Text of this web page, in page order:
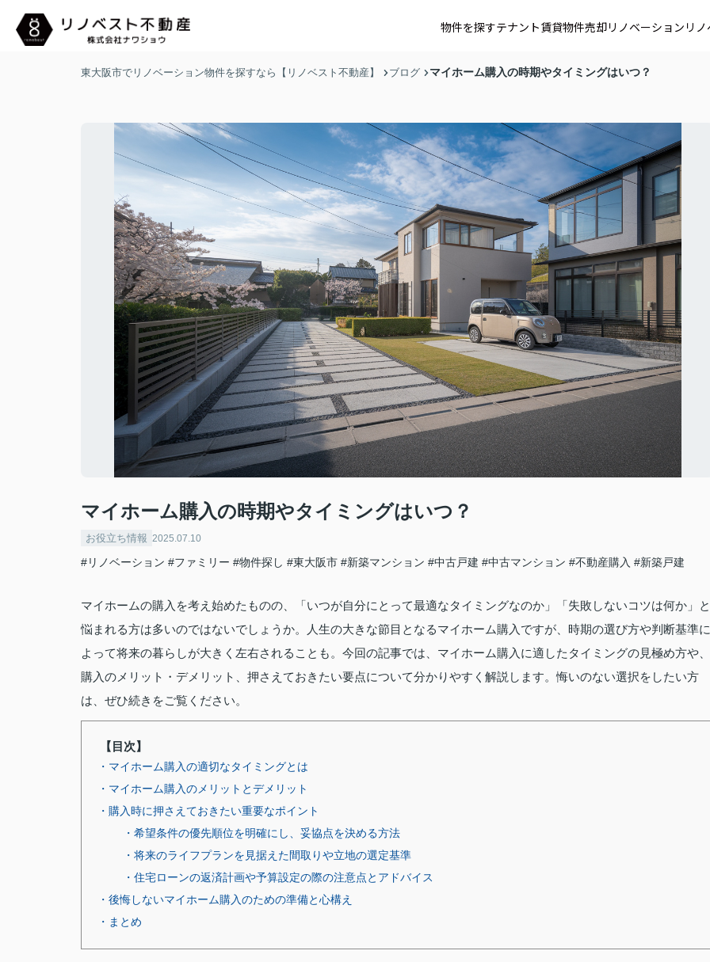
物件を探すテナント賃貸物件売却リノベーション リ
東大阪市でリノベーション物件を探すなら【リノベスト不動産】 ブログ マイホーム購入の時期やタイミングはいつ？
マイホーム購入の時期やタイミングはいつ？
お役立ち情報 2025.07.10
#リノベーション #ファミリー #物件探し #東大阪市 #新築マンション #中古戸建 #中古マンション #不動産購入 #新築戸建
マイホームの購入を考え始めたものの、「いつが自分にとって最適なタイミングなのか」「失敗しないコツは何か」と
悩まれる方は多いのではないでしょうか。人生の大きな節目となるマイホーム購入ですが、時期の選び方や判断基準に
よって将来の暮らしが大きく左右されることも。今回の記事では、マイホーム購入に適したタイミングの見極め方や、
購入のメリット・デメリット、押さえておきたい要点について分かりやすく解説します。悔いのない選択をしたい方
は、ぜひ続きをご覧ください。
【目次】
・マイホーム購入の適切なタイミングとは
・マイホーム購入のメリットとデメリット
・購入時に押さえておきたい重要なポイント
・希望条件の優先順位を明確にし、妥協点を決める方法
・将来のライフプランを見据えた間取りや立地の選定基準
・住宅ローンの返済計画や予算設定の際の注意点とアドバイス
・後悔しないマイホーム購入のための準備と心構え
・まとめ